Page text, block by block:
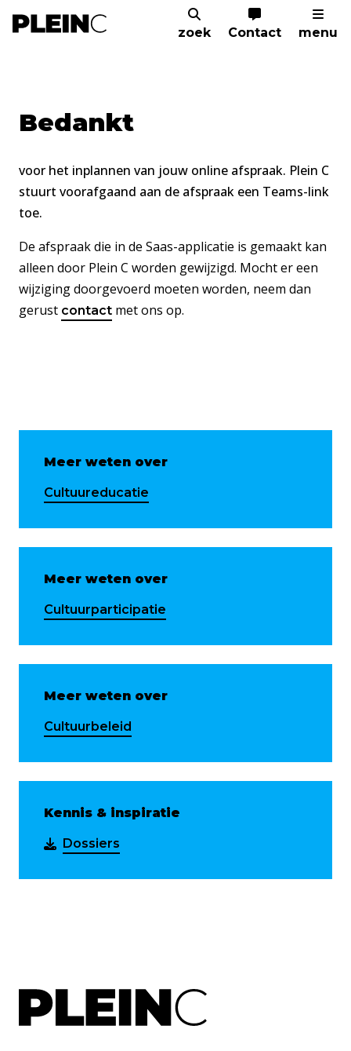
zoek Contact menu
Home Aanmelden Onderzoek
Bedankt
voor het inplannen van jouw online afspraak. Plein C
stuurt voorafgaand aan de afspraak een Teams-link
toe.
De afspraak die in de Saas-applicatie is gemaakt kan
alleen door Plein C worden gewijzigd. Mocht er een
wijziging doorgevoerd moeten worden, neem dan
gerust contact met ons op.
Meer weten over
Cultuureducatie
Meer weten over
Cultuurparticipatie
Meer weten over
Cultuurbeleid
Kennis & inspiratie
Dossiers